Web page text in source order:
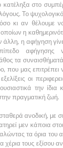
στο
Το
όσο κι αν θέλουμε
η
η αφήγηση
αφήγησης
τα
που μας επιτρέπει
οι
την
πραγματική ζωή.
ανοδική,
μεν κάποια
τα όρια του
χέρια τους